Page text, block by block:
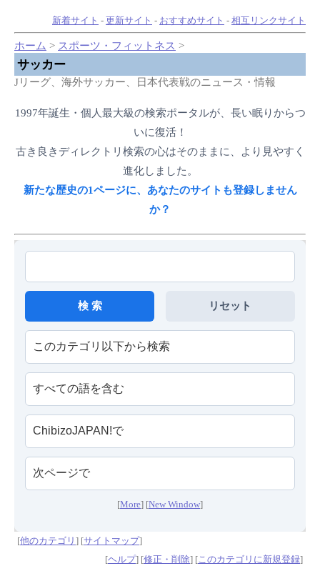
新着サイト - 更新サイト - おすすめサイト - 相互リンクサイト
ホーム > スポーツ・フィットネス >
サッカー
Jリーグ、海外サッカー、日本代表戦のニュース・情報
1997年誕生・個人最大級の検索ポータルが、長い眠りからつ
いに復活！
古き良きディレクトリ検索の心はそのままに、より見やすく
進化しました。
新たな歴史の1ページに、あなたのサイトも登録しません
か？
[More] [New Window]
[他のカテゴリ ] [サイトマップ]
[ヘルプ] [修正・削除] [ このカテゴリに新規登録]